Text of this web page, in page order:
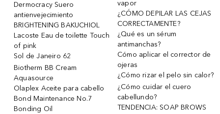
Dermocracy Suero
antienvejecimiento
BRIGHTENING BAKUCHIOL
Lacoste Eau de toilette Touch
of pink
Sol de Janeiro 62
Biotherm BB Cream
Aquasource
Olaplex Aceite para cabello
Bond Maintenance No.7
Bonding Oil
vapor
¿CÓMO DEPILAR LAS CEJAS
CORRECTAMENTE?
¿Qué es un sérum
antimanchas?
Cómo aplicar el corrector de
ojeras
¿Cómo rizar el pelo sin calor?
¿Cómo cuidar el cuero
cabellundo?
TENDENCIA: SOAP BROWS